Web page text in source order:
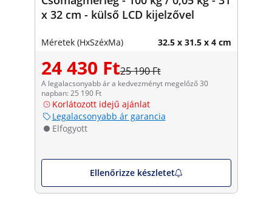
x 32 cm - külső LCD kijelzővel
Méretek (HxSzéxMa) 32.5 x 31.5 x 4 cm
24 430 Ft25 190 Ft
A legalacsonyabb ár a kedvezményt megelőző 30
napban: 25 190 Ft
Korlátozott idejű ajánlat
Legalacsonyabb ár garancia
Elfogyott
Ellenőrizze készletet